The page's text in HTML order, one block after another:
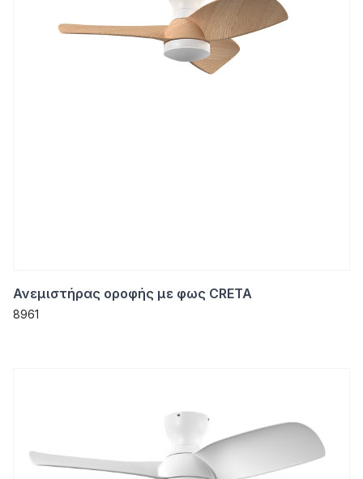
Ανεμιστήρας οροφής με φως CRETA
8961